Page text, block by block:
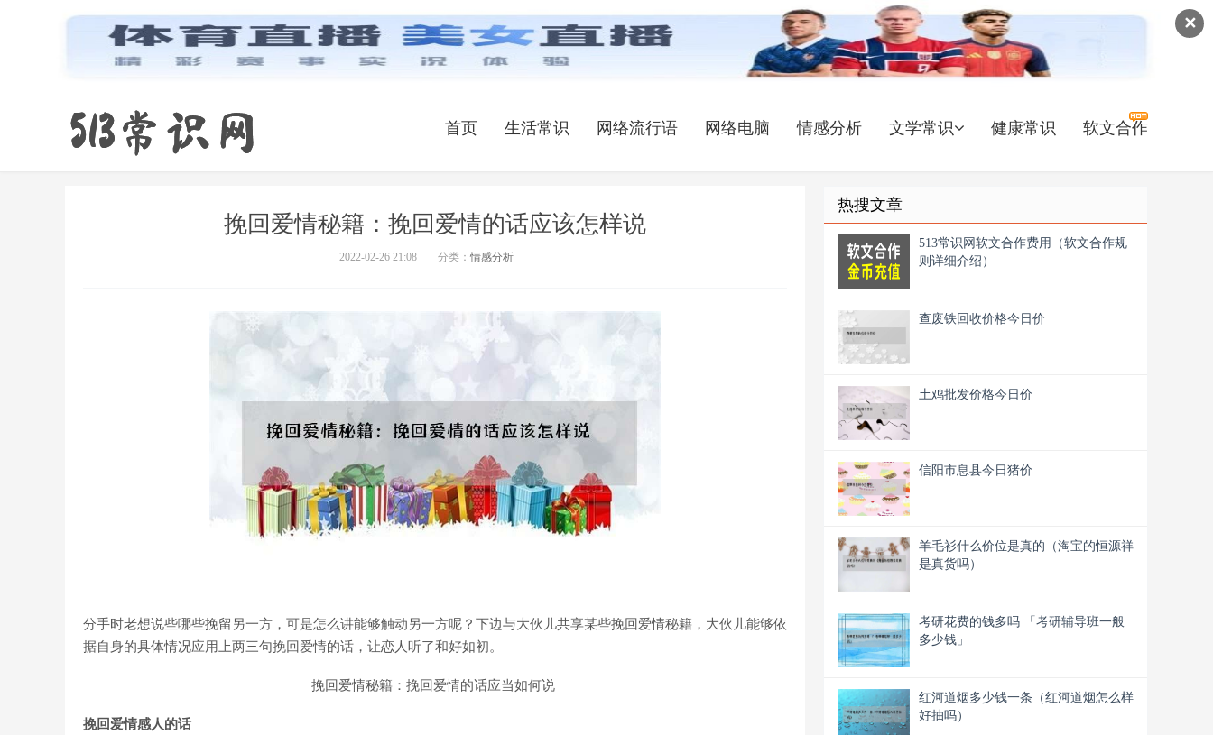
✕
首页 生活常识 网络流行语 网络电脑 情感分析 文学常识 健康常识 软文合作
挽回爱情秘籍：挽回爱情的话应该怎样说
2022-02-26 21:08 分类： 情感分析
分手时老想说些哪些挽留另一方，可是怎么讲能够触动另一方呢？下边与大伙儿共享某些挽回爱情秘籍，大伙儿能够依
据自身的具体情况应用上两三句挽回爱情的话，让恋人听了和好如初。
挽回爱情秘籍：挽回爱情的话应当如何说
挽回爱情感人的话
热搜文章
513常识网软文合作费用（软文合作规
则详细介绍）
查废铁回收价格今日价
土鸡批发价格今日价
信阳市息县今日猪价
羊毛衫什么价位是真的（淘宝的恒源祥
是真货吗）
考研花费的钱多吗 「考研辅导班一般
多少钱」
红河道烟多少钱一条（红河道烟怎么样
好抽吗）